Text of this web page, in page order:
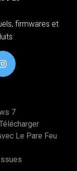
firmwares et
7
Le Pare Feu